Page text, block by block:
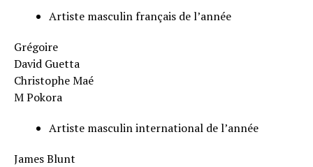
Artiste masculin français de l’année
Grégoire
David Guetta
Christophe Maé
M Pokora
Artiste masculin international de l’année
James Blunt